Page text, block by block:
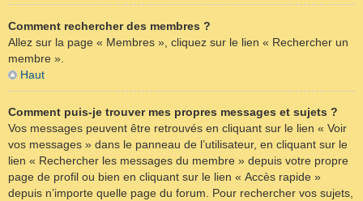
Comment rechercher des membres ?
Allez sur la page « Membres », cliquez sur le lien « Rechercher un
membre ».
Haut
Comment puis-je trouver mes propres messages et sujets ?
Vos messages peuvent être retrouvés en cliquant sur le lien « Voir
vos messages » dans le panneau de l’utilisateur, en cliquant sur le
lien « Rechercher les messages du membre » depuis votre propre
page de profil ou bien en cliquant sur le lien « Accès rapide »
depuis n’importe quelle page du forum. Pour rechercher vos sujets,